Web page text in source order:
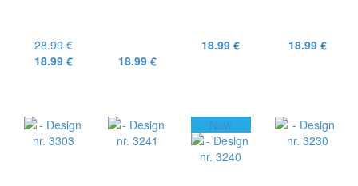
28.99 €
18.99 €
18.99 €
18.99 € 18.99 €
New